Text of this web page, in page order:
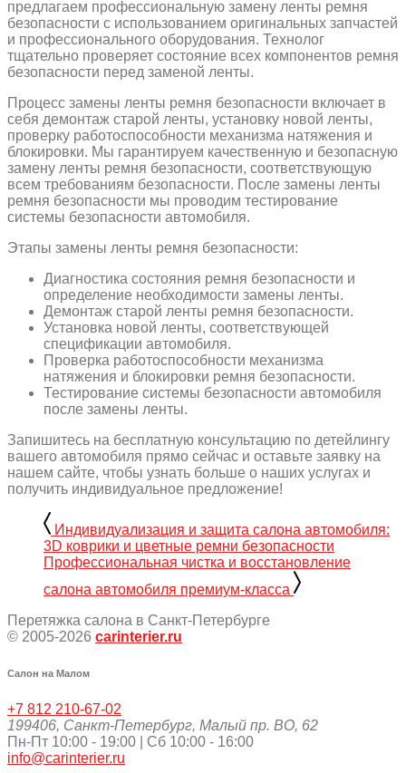
предлагаем профессиональную замену ленты ремня
безопасности с использованием оригинальных запчастей
и профессионального оборудования. Технолог
тщательно проверяет состояние всех компонентов ремня
безопасности перед заменой ленты.
Процесс замены ленты ремня безопасности включает в
себя демонтаж старой ленты, установку новой ленты,
проверку работоспособности механизма натяжения и
блокировки. Мы гарантируем качественную и безопасную
замену ленты ремня безопасности, соответствующую
всем требованиям безопасности. После замены ленты
ремня безопасности мы проводим тестирование
системы безопасности автомобиля.
Этапы замены ленты ремня безопасности:
Диагностика состояния ремня безопасности и
определение необходимости замены ленты.
Демонтаж старой ленты ремня безопасности.
Установка новой ленты, соответствующей
спецификации автомобиля.
Проверка работоспособности механизма
натяжения и блокировки ремня безопасности.
Тестирование системы безопасности автомобиля
после замены ленты.
Запишитесь на бесплатную консультацию по детейлингу
вашего автомобиля прямо сейчас и оставьте заявку на
нашем сайте, чтобы узнать больше о наших услугах и
получить индивидуальное предложение!
Индивидуализация и защита салона автомобиля:
3D коврики и цветные ремни безопасности
Профессиональная чистка и восстановление
салона автомобиля премиум-класса
Перетяжка салона в Санкт-Петербурге
© 2005-2026 carinterier.ru
Салон на Малом
+7 812 210-67-02
199406, Санкт-Петербург, Малый пр. ВО, 62
Пн-Пт 10:00 - 19:00 | Сб 10:00 - 16:00
info@carinterier.ru